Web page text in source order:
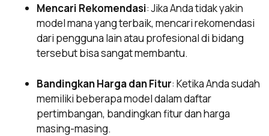
Mencari Rekomendasi: Jika Anda tidak yakin
model mana yang terbaik, mencari rekomendasi
dari pengguna lain atau profesional di bidang
tersebut bisa sangat membantu.
Bandingkan Harga dan Fitur: Ketika Anda sudah
memiliki beberapa model dalam daftar
pertimbangan, bandingkan fitur dan harga
masing-masing.